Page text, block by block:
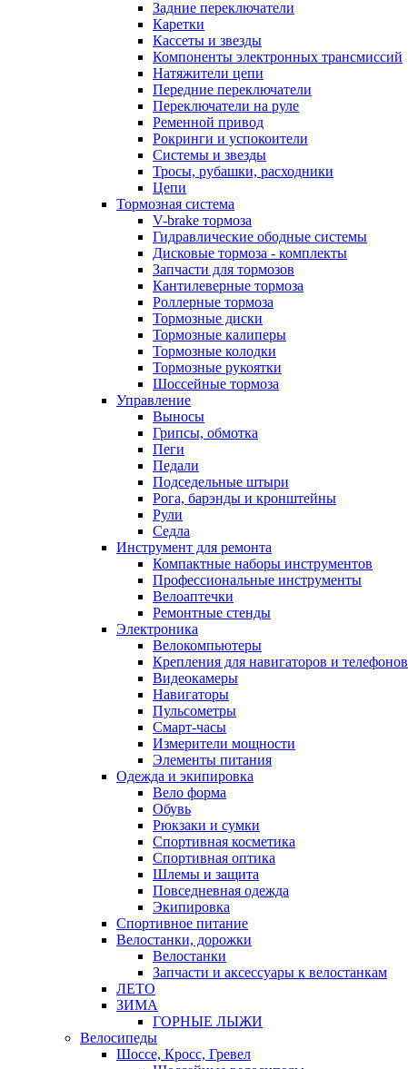
Задние переключатели
Каретки
Кассеты и звезды
Компоненты электронных трансмиссий
Натяжители цепи
Передние переключатели
Переключатели на руле
Ременной привод
Рокринги и успокоители
Системы и звезды
Тросы, рубашки, расходники
Цепи
Тормозная система
V-brake тормоза
Гидравлические ободные системы
Дисковые тормоза - комплекты
Запчасти для тормозов
Кантилеверные тормоза
Роллерные тормоза
Тормозные диски
Тормозные калиперы
Тормозные колодки
Тормозные рукоятки
Шоссейные тормоза
Управление
Выносы
Грипсы, обмотка
Пеги
Педали
Подседельные штыри
Рога, барэнды и кронштейны
Рули
Седла
Инструмент для ремонта
Компактные наборы инструментов
Профессиональные инструменты
Велоаптечки
Ремонтные стенды
Электроника
Велокомпьютеры
Крепления для навигаторов и телефонов
Видеокамеры
Навигаторы
Пульсометры
Смарт-часы
Измерители мощности
Элементы питания
Одежда и экипировка
Вело форма
Обувь
Рюкзаки и сумки
Спортивная косметика
Спортивная оптика
Шлемы и защита
Повседневная одежда
Экипировка
Спортивное питание
Велостанки, дорожки
Велостанки
Запчасти и аксессуары к велостанкам
ЛЕТО
ЗИМА
ГОРНЫЕ ЛЫЖИ
Велосипеды
Шоссе, Кросс, Гревел